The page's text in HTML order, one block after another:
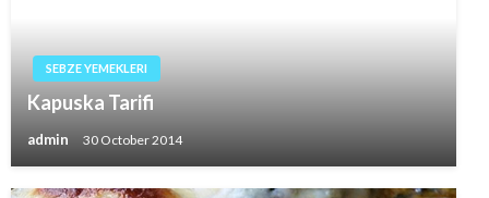
SEBZE YEMEKLERI
Kapuska Tarifi
admin 30 October 2014